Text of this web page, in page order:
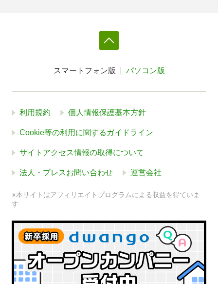
スマートフォン版 パソコン版
利用規約 個人情報保護基本方針
Cookie等の利用に関するガイドライン
サイトアクセス情報の取得について
法人・プレスお問い合わせ 運営会社
※本サイトはアフィリエイトプログラムによる収益を得ていま
す